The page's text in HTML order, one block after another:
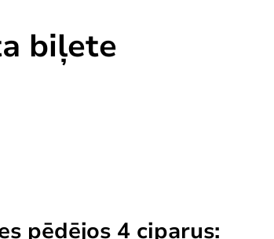
biļete
pēdējos 4 ciparus: